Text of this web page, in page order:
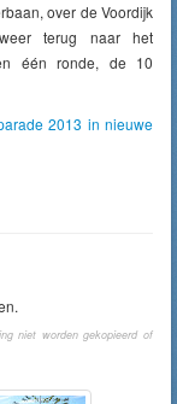
over de Voordijk
terug naar het
één ronde, de 10
2013 in nieuwe
niet worden gekopieerd of